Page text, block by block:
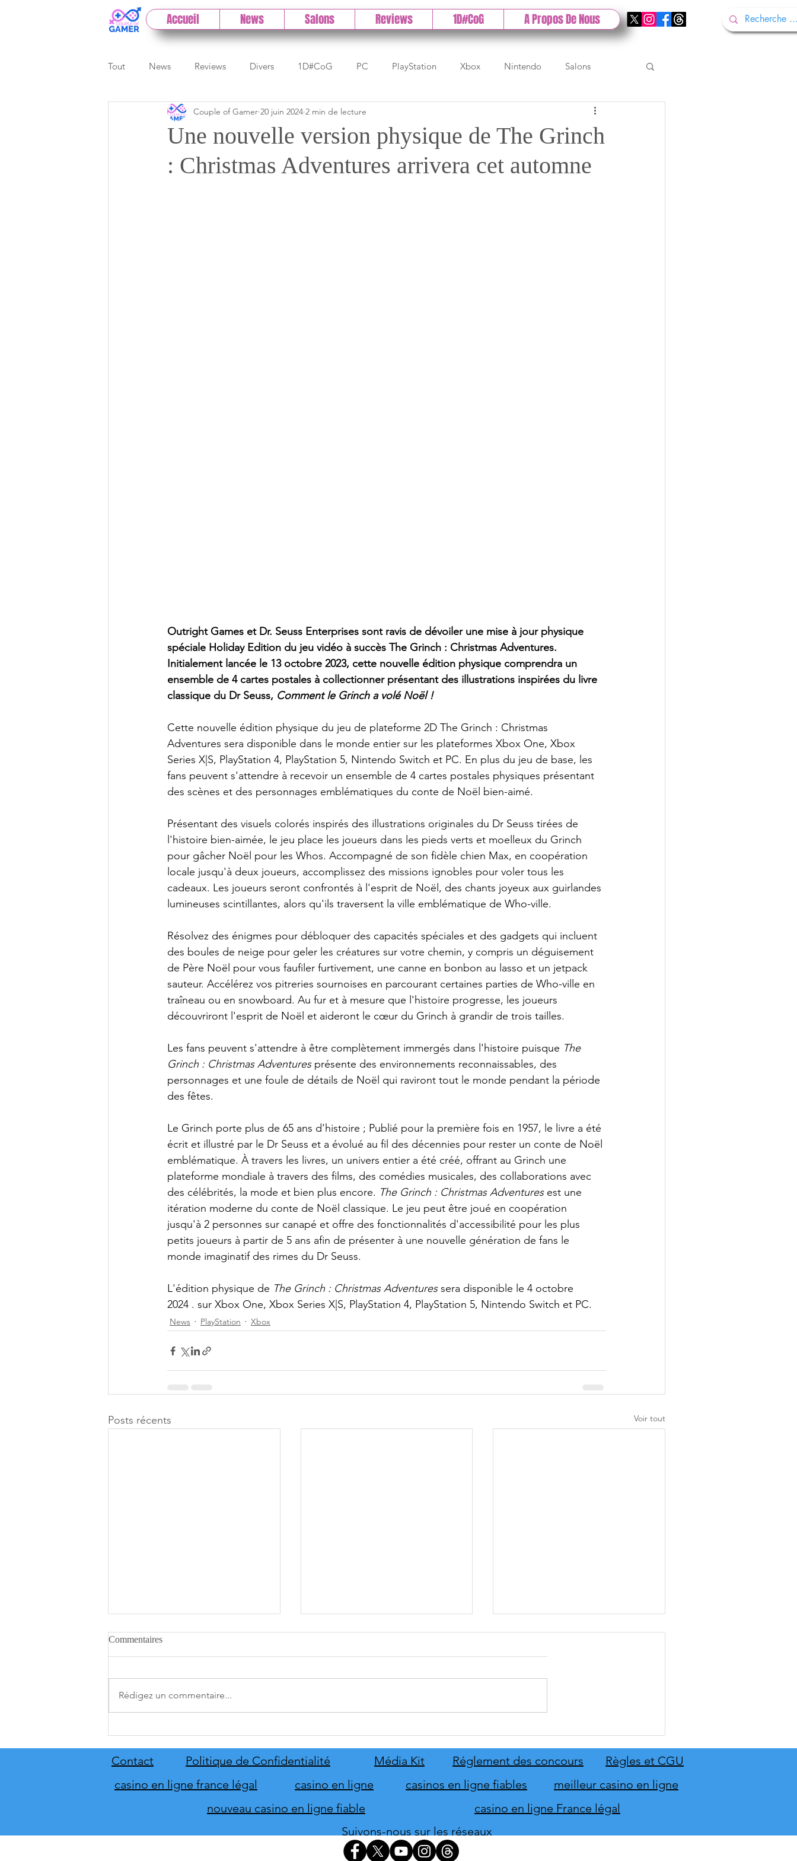
Accueil News Salons Reviews 1D#CoG A Propos De Nous
Tout News Reviews Divers 1D#CoG PC PlayStation Xbox Nintendo Salons
Previews Cloud Test indé DLC Gamescom
Paris Games Week Early Access Test 1DCoG Test Xbox Test Nintendo Test PlayStation
Une nouvelle version physique de The Grinch
: Christmas Adventures arrivera cet automne
Couple of Gamer 20 juin 2024 2 min de lecture
Outright Games et Dr. Seuss Enterprises sont ravis de dévoiler une mise à jour physique
spéciale Holiday Edition du jeu vidéo à succès The Grinch : Christmas Adventures.
Initialement lancée le 13 octobre 2023, cette nouvelle édition physique comprendra un
ensemble de 4 cartes postales à collectionner présentant des illustrations inspirées du livre
classique du Dr Seuss, Comment le Grinch a volé Noël !
Cette nouvelle édition physique du jeu de plateforme 2D The Grinch : Christmas
Adventures sera disponible dans le monde entier sur les plateformes Xbox One, Xbox
Series X|S, PlayStation 4, PlayStation 5, Nintendo Switch et PC. En plus du jeu de base, les
fans peuvent s'attendre à recevoir un ensemble de 4 cartes postales physiques présentant
des scènes et des personnages emblématiques du conte de Noël bien-aimé.
Présentant des visuels colorés inspirés des illustrations originales du Dr Seuss tirées de
l'histoire bien-aimée, le jeu place les joueurs dans les pieds verts et moelleux du Grinch
pour gâcher Noël pour les Whos. Accompagné de son fidèle chien Max, en coopération
locale jusqu'à deux joueurs, accomplissez des missions ignobles pour voler tous les
cadeaux. Les joueurs seront confrontés à l'esprit de Noël, des chants joyeux aux guirlandes
lumineuses scintillantes, alors qu'ils traversent la ville emblématique de Who-ville.
Résolvez des énigmes pour débloquer des capacités spéciales et des gadgets qui incluent
des boules de neige pour geler les créatures sur votre chemin, y compris un déguisement
de Père Noël pour vous faufiler furtivement, une canne en bonbon au lasso et un jetpack
sauteur. Accélérez vos pitreries sournoises en parcourant certaines parties de Who-ville en
traîneau ou en snowboard. Au fur et à mesure que l'histoire progresse, les joueurs
découvriront l'esprit de Noël et aideront le cœur du Grinch à grandir de trois tailles.
Les fans peuvent s'attendre à être complètement immergés dans l'histoire puisque The
Grinch : Christmas Adventures présente des environnements reconnaissables, des
personnages et une foule de détails de Noël qui raviront tout le monde pendant la période
des fêtes.
Le Grinch porte plus de 65 ans d’histoire ; Publié pour la première fois en 1957, le livre a été
écrit et illustré par le Dr Seuss et a évolué au fil des décennies pour rester un conte de Noël
emblématique. À travers les livres, un univers entier a été créé, offrant au Grinch une
plateforme mondiale à travers des films, des comédies musicales, des collaborations avec
des célébrités, la mode et bien plus encore. The Grinch : Christmas Adventures est une
itération moderne du conte de Noël classique. Le jeu peut être joué en coopération
jusqu'à 2 personnes sur canapé et offre des fonctionnalités d'accessibilité pour les plus
petits joueurs à partir de 5 ans afin de présenter à une nouvelle génération de fans le
monde imaginatif des rimes du Dr Seuss.
L'édition physique de The Grinch : Christmas Adventures sera disponible le 4 octobre
2024 . sur Xbox One, Xbox Series X|S, PlayStation 4, PlayStation 5, Nintendo Switch et PC.
News PlayStation Xbox
Posts récents Voir tout
de son extension Homme
d'honneur
Commentaires
Rédigez un commentaire...
Contact Politique de Confidentialité Média Kit Règles et CGU
Réglement des concours
casino en ligne france légal
meilleur casino en ligne
casino en ligne
casinos en ligne fiables
nouveau casino en ligne fiable
casino en ligne France légal
Suivons-nous sur les réseaux